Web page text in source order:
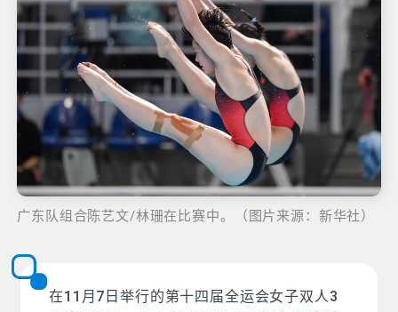
广东队组合陈艺文/林珊在比赛中。（图片来源：新华社）
在11月7日举行的第十四届全运会女子双人3